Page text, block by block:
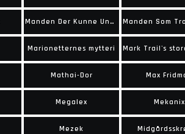
Manden Der Kunne Undværes
Marionetternes mytteri
Mathai-Dor Max
Megalex Mekanix
Mezek